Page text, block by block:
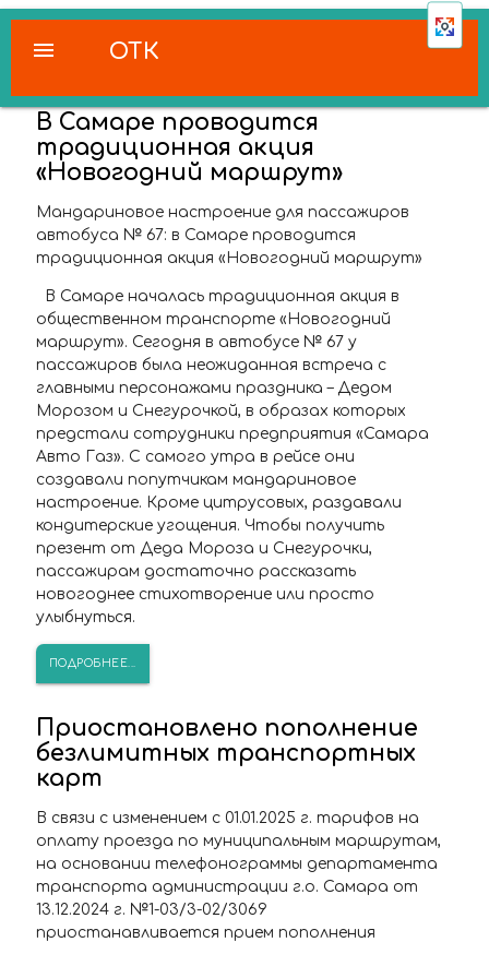
ОТК
menu
В Самаре проводится
традиционная акция
«Новогодний маршрут»
Мандариновое настроение для пассажиров
автобуса № 67: в Самаре проводится
традиционная акция «Новогодний маршрут»
В Самаре началась традиционная акция в
общественном транспорте «Новогодний
маршрут». Сегодня в автобусе № 67 у
пассажиров была неожиданная встреча с
главными персонажами праздника – Дедом
Морозом и Снегурочкой, в образах которых
предстали сотрудники предприятия «Самара
Авто Газ». С самого утра в рейсе они
создавали попутчикам мандариновое
настроение. Кроме цитрусовых, раздавали
кондитерские угощения. Чтобы получить
презент от Деда Мороза и Снегурочки,
пассажирам достаточно рассказать
новогоднее стихотворение или просто
улыбнуться.
ПОДРОБНЕЕ...
Приостановлено пополнение
безлимитных транспортных
карт
В связи с изменением с 01.01.2025 г. тарифов на
оплату проезда по муниципальным маршрутам,
на основании телефонограммы департамента
транспорта администрации г.о. Самара от
13.12.2024 г. №1-03/3-02/3069
приостанавливается прием пополнения